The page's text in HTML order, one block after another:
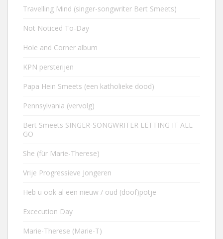
Travelling Mind (singer-songwriter Bert Smeets)
Not Noticed To-Day
Hole and Corner album
KPN persterijen
Papa Hein Smeets (een katholieke dood)
Pennsylvania (vervolg)
Bert Smeets SINGER-SONGWRITER LETTING IT ALL
GO
She (für Marie-Therese)
Vrije Progressieve Jongeren
Heb u ook al een nieuw / oud (doof)potje
Excecution Day
Marie-Therese (Marie-T)